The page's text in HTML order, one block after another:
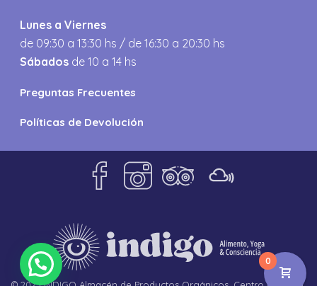
Lunes a Viernes
de 09:30 a 13:30 hs / de 16:30 a 20:30 hs
Sábados de 10 a 14 hs
Preguntas Frecuentes
Políticas de Devolución
0